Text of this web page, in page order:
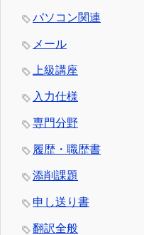
パソコン関連
メール
上級講座
入力仕様
専門分野
履歴・職歴書
添削課題
申し送り書
翻訳全般